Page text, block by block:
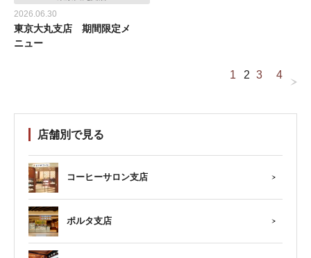
2026.06.30
東京大丸支店 期間限定メ
ニュー
1 2 3 4
店舗別で見る
コーヒーサロン支店
ポルタ支店